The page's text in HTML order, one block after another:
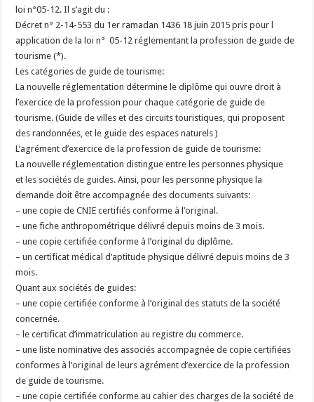
loi n°05-12. Il s’agit du :
Décret n° 2-14-553 du 1er ramadan 1436 18 juin 2015 pris pour l
application de la loi n° 05-12 réglementant la profession de guide de
tourisme (*).
Les catégories de guide de tourisme:
La nouvelle réglementation détermine le diplôme qui ouvre droit à
l’exercice de la profession pour chaque catégorie de guide de
tourisme. (Guide de villes et des circuits touristiques, qui proposent
des randonnées, et le guide des espaces naturels )
L’agrément d’exercice de la profession de guide de tourisme:
La nouvelle réglementation distingue entre les personnes physique
et les sociétés de guides. Ainsi, pour les personne physique la
demande doit être accompagnée des documents suivants:
– une copie de CNIE certifiés conforme à l’original.
– une fiche anthropométrique délivré depuis moins de 3 mois.
– une copie certifiée conforme à l’original du diplôme.
– un certificat médical d’aptitude physique délivré depuis moins de 3
mois.
Quant aux sociétés de guides:
– une copie certifiée conforme à l’original des statuts de la société
concernée.
– le certificat d’immatriculation au registre du commerce.
– une liste nominative des associés accompagnée de copie certifiées
conformes à l’original de leurs agrément d’exercice de la profession
de guide de tourisme.
– une copie certifiée conforme au cahier des charges de la société de